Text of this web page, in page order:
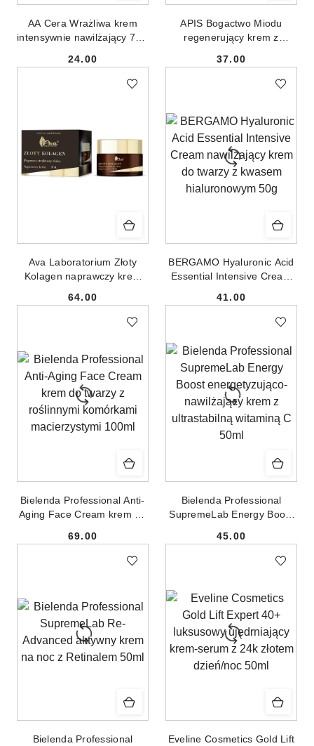
AA Cera Wrażliwa krem
intensywnie nawilżający 72H
Cena:
24.00
APIS Bogactwo Miodu
regenerujący krem z
Cena:
37.00
Ava Laboratorium Złoty
Kolagen naprawczy krem
Cena:
64.00
BERGAMO Hyaluronic Acid
Essential Intensive Cream
z kwasem hialuronowym
Cena:
41.00
Bielenda Professional Anti-
Aging Face Cream krem do
komórkami macierzystymi
Cena:
69.00
Bielenda Professional
SupremeLab Energy Boost
krem z ultrastabilną
Cena:
45.00
Bielenda Professional
Eveline Cosmetics Gold Lift